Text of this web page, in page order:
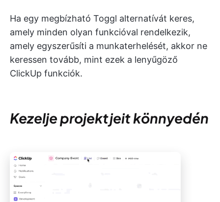
Ha egy megbízható Toggl alternatívát keres,
amely minden olyan funkcióval rendelkezik,
amely egyszerűsíti a munkaterhelését, akkor ne
keressen tovább, mint ezek a lenyűgöző
ClickUp funkciók.
Kezelje projektjeit könnyedén